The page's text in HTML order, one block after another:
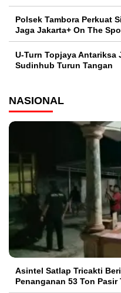
Polsek Tambora Perkuat
Jaga Jakarta+ On The
U-Turn Topjaya Antariksa
Sudinhub Turun Tangan
NASIONAL
Asintel Satlap Tricakti
Penanganan 53 Ton